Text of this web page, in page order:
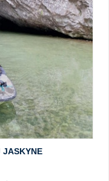
JASKYNE